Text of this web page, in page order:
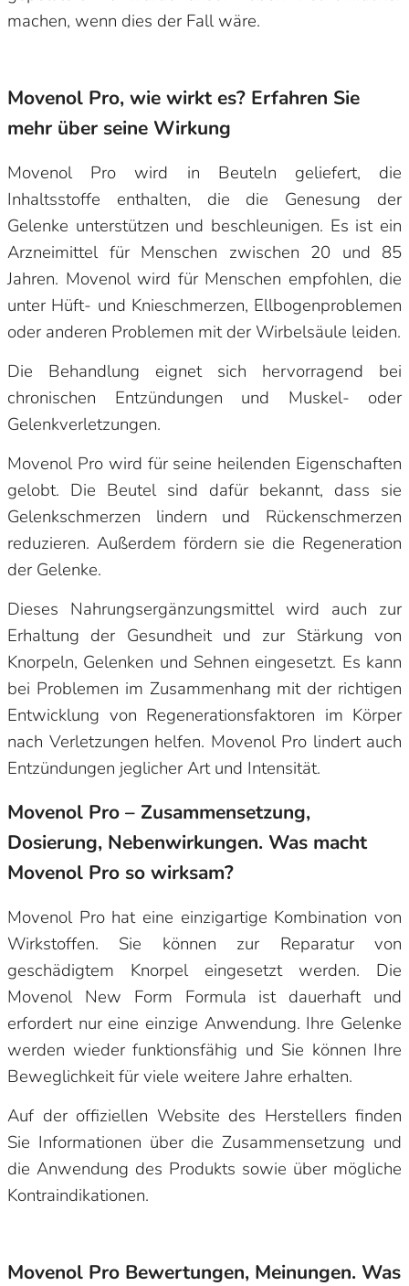
machen, wenn dies der Fall wäre.
Movenol Pro, wie wirkt es? Erfahren Sie
mehr über seine Wirkung
Movenol Pro wird in Beuteln geliefert, die
Inhaltsstoffe enthalten, die die Genesung der
Gelenke unterstützen und beschleunigen. Es ist ein
Arzneimittel für Menschen zwischen 20 und 85
Jahren. Movenol wird für Menschen empfohlen, die
unter Hüft- und Knieschmerzen, Ellbogenproblemen
oder anderen Problemen mit der Wirbelsäule leiden.
Die Behandlung eignet sich hervorragend bei
chronischen Entzündungen und Muskel- oder
Gelenkverletzungen.
Movenol Pro wird für seine heilenden Eigenschaften
gelobt. Die Beutel sind dafür bekannt, dass sie
Gelenkschmerzen lindern und Rückenschmerzen
reduzieren. Außerdem fördern sie die Regeneration
der Gelenke.
Dieses Nahrungsergänzungsmittel wird auch zur
Erhaltung der Gesundheit und zur Stärkung von
Knorpeln, Gelenken und Sehnen eingesetzt. Es kann
bei Problemen im Zusammenhang mit der richtigen
Entwicklung von Regenerationsfaktoren im Körper
nach Verletzungen helfen. Movenol Pro lindert auch
Entzündungen jeglicher Art und Intensität.
Movenol Pro – Zusammensetzung,
Dosierung, Nebenwirkungen. Was macht
Movenol Pro so wirksam?
Movenol Pro hat eine einzigartige Kombination von
Wirkstoffen. Sie können zur Reparatur von
geschädigtem Knorpel eingesetzt werden. Die
Movenol New Form Formula ist dauerhaft und
erfordert nur eine einzige Anwendung. Ihre Gelenke
werden wieder funktionsfähig und Sie können Ihre
Beweglichkeit für viele weitere Jahre erhalten.
Auf der offiziellen Website des Herstellers finden
Sie Informationen über die Zusammensetzung und
die Anwendung des Produkts sowie über mögliche
Kontraindikationen.
Movenol Pro Bewertungen, Meinungen. Was